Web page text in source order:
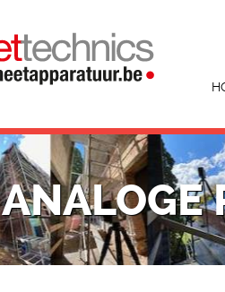
ANALOGE